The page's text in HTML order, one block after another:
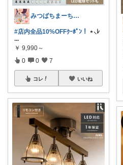
みつばちまーちᵀᴴᴬᴺᴷ ᵞᴼᵁ ◡̈*
#店内全品10%OFFｸｰﾎﾟﾝ！ ⋆⸜ﾚ
...
￥ 9,990～
0 0 7
コレ いいね